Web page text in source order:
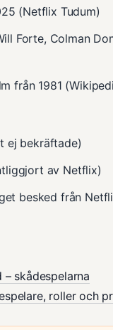
(Netflix Tudum)
Forte, Colman
från 1981
ej bekräftade)
av Netflix)
besked från
– skådespelarna
roller och